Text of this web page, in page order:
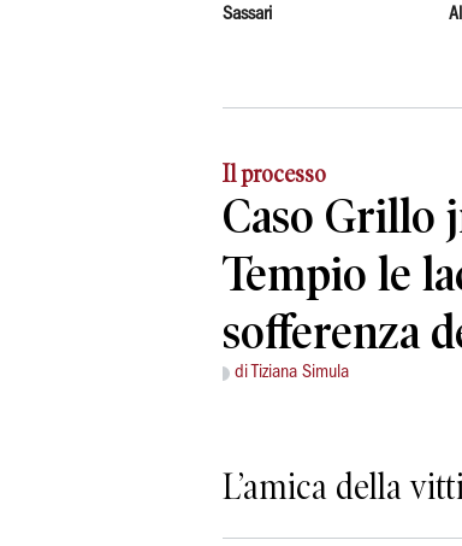
Sassari
Il processo
Caso Grillo
Tempio le
sofferenza
di Tiziana Simula
L’amica della